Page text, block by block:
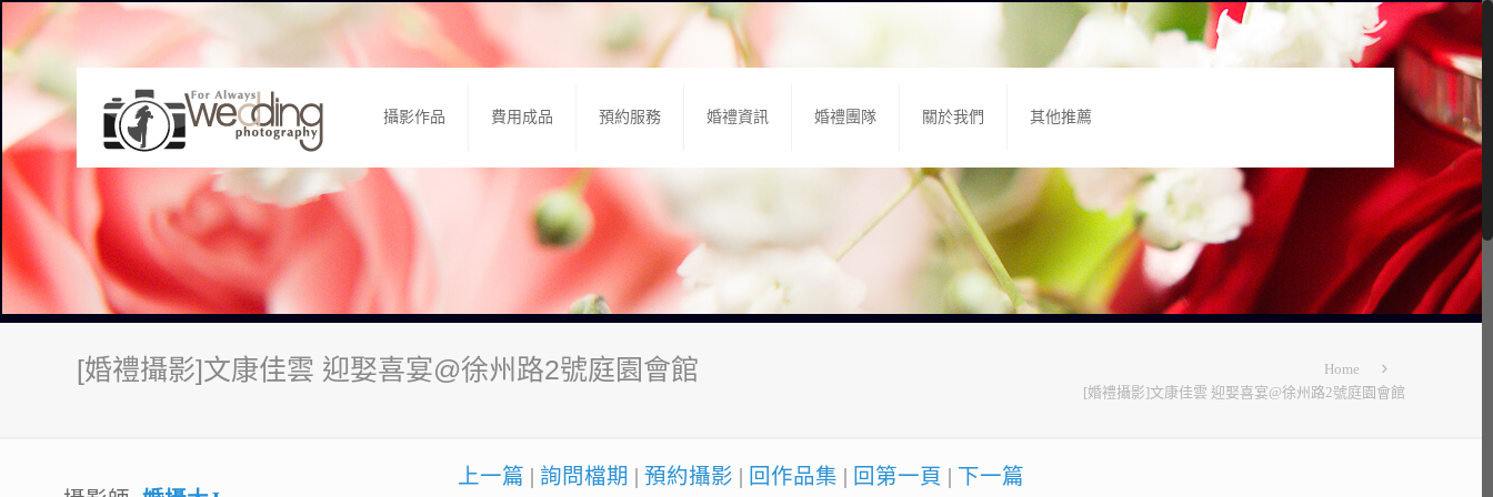
攝影作品 費用成品 預約服務 婚禮資訊 婚禮團隊 關於我們 其他推薦
[婚禮攝影]文康佳雲 迎娶喜宴@徐州路2號庭園會館
Home
[婚禮攝影]文康佳雲 迎娶喜宴@徐州路2號庭園會館
上一篇 詢問檔期 預約攝影 回作品集 回第一頁
下一篇